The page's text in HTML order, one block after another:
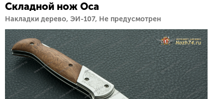
Складной нож Оса
Накладки дерево, ЭИ-107, Не предусмотрен